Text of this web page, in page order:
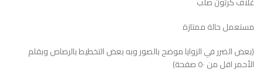
مستعمل حالة ممتازة
(بعض الضرر في الزوايا موضح بالصور وبه بعض التخطيط بالرصاص وبقلم
الأحمر اقل من ٥٠ صفحة)